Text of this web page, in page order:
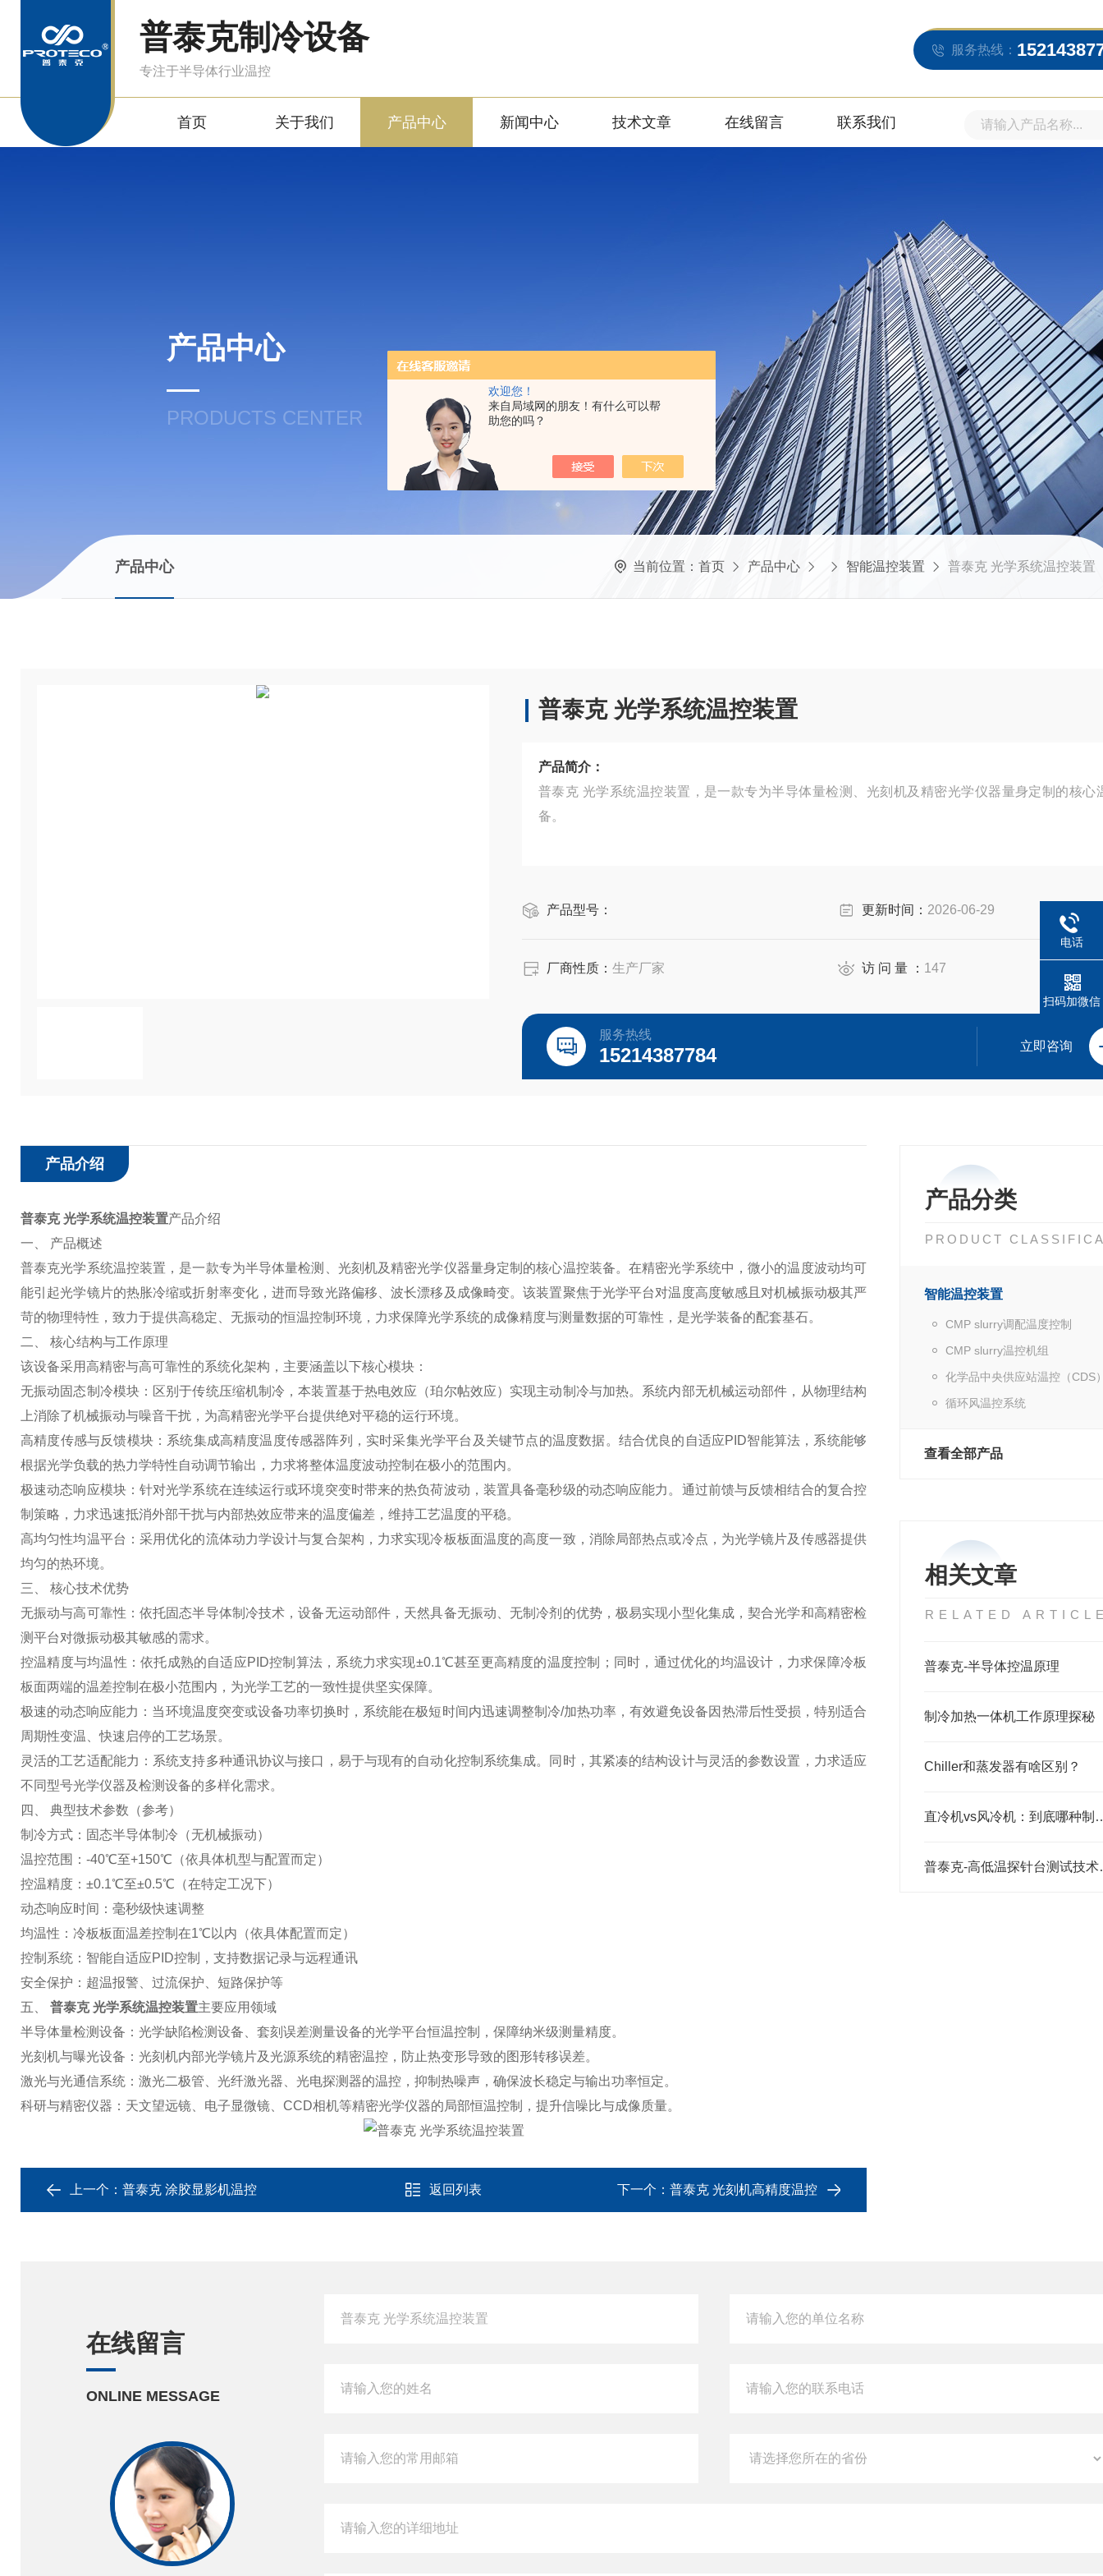
欢迎您！
来自局域网的朋友！有什么可以帮
助您的吗？
普泰克制冷设备
专注于半导体行业温控
服务热线：
首页 关于我们 产品中心 新闻中心 技术文章 在线留言 联系我们
产品中心
PRODUCTS CENTER
产品中心 当前位置： 首页 产品中心 智能温控装置 普泰克 光学系统温控装置
普泰克 光学系统温控装置
产品简介：
普泰克 光学系统温控装置，是一款专为半导体量检测、光刻机及精密光学仪器量身定制的核心
备。
产品型号： 更新时间： 2026-06-29
厂商性质： 生产厂家 访 问 量 ： 147
服务热线
15214387784 立即咨询
产品分类
PRODUCT
智能温控装置
CMP slurry调配温度控制
CMP slurry温控机组
化学品中央供应站温控（CDS
循环风温控系统
查看全部产品
相关文章
RELATED
普泰克-半导体控温原理
制冷加热一体机工作原理探秘
Chiller和蒸发器有啥区别？
直冷机vs风冷机：到
普泰
产品介绍
普泰克 光学系统温控装置产品介绍
一、 产品概述
普泰克光学系统温控装置，是一款专为半导体量检测、光刻机及精密光学仪器量身定制的核心温控装备。在精密光学系统中，微小的温度波动均可
能引起光学镜片的热胀冷缩或折射率变化，进而导致光路偏移、波长漂移及成像畸变。该装置聚焦于光学平台对温度高度敏感且对机械振动极其严
苛的物理特性，致力于提供高稳定、无振动的恒温控制环境，力求保障光学系统的成像精度与测量数据的可靠性，是光学装备的配套基石。
二、 核心结构与工作原理
该设备采用高精密与高可靠性的系统化架构，主要涵盖以下核心模块：
无振动固态制冷模块：区别于传统压缩机制冷，本装置基于热电效应（珀尔帖效应）实现主动制冷与加热。系统内部无机械运动部件，从物理结构
上消除了机械振动与噪音干扰，为高精密光学平台提供绝对平稳的运行环境。
高精度传感与反馈模块：系统集成高精度温度传感器阵列，实时采集光学平台及关键节点的温度数据。结合优良的自适应PID智能算法，系统能够
根据光学负载的热力学特性自动调节输出，力求将整体温度波动控制在极小的范围内。
极速动态响应模块：针对光学系统在连续运行或环境突变时带来的热负荷波动，装置具备毫秒级的动态响应能力。通过前馈与反馈相结合的复合控
制策略，力求迅速抵消外部干扰与内部热效应带来的温度偏差，维持工艺温度的平稳。
高均匀性均温平台：采用优化的流体动力学设计与复合架构，力求实现冷板板面温度的高度一致，消除局部热点或冷点，为光学镜片及传感器提供
均匀的热环境。
三、 核心技术优势
无振动与高可靠性：依托固态半导体制冷技术，设备无运动部件，天然具备无振动、无制冷剂的优势，极易实现小型化集成，契合光学和高精密检
测平台对微振动极其敏感的需求。
控温精度与均温性：依托成熟的自适应PID控制算法，系统力求实现±0.1℃甚至更高精度的温度控制；同时，通过优化的均温设计，力求保障冷板
板面两端的温差控制在极小范围内，为光学工艺的一致性提供坚实保障。
极速的动态响应能力：当环境温度突变或设备功率切换时，系统能在极短时间内迅速调整制冷/加热功率，有效避免设备因热滞后性受损，特别适合
周期性变温、快速启停的工艺场景。
灵活的工艺适配能力：系统支持多种通讯协议与接口，易于与现有的自动化控制系统集成。同时，其紧凑的结构设计与灵活的参数设置，力求适应
不同型号光学仪器及检测设备的多样化需求。
四、 典型技术参数（参考）
制冷方式：固态半导体制冷（无机械振动）
温控范围：-40℃至+150℃（依具体机型与配置而定）
控温精度：±0.1℃至±0.5℃（在特定工况下）
动态响应时间：毫秒级快速调整
均温性：冷板板面温差控制在1℃以内（依具体配置而定）
控制系统：智能自适应PID控制，支持数据记录与远程通讯
安全保护：超温报警、过流保护、短路保护等
五、 普泰克 光学系统温控装置主要应用领域
半导体量检测设备：光学缺陷检测设备、套刻误差测量设备的光学平台恒温控制，保障纳米级测量精度。
光刻机与曝光设备：光刻机内部光学镜片及光源系统的精密温控，防止热变形导致的图形转移误差。
激光与光通信系统：激光二极管、光纤激光器、光电探测器的温控，抑制热噪声，确保波长稳定与输出功率恒定。
科研与精密仪器：天文望远镜、电子显微镜、CCD相机等精密光学仪器的局部恒温控制，提升信噪比与成像质量。
上一个： 普泰克 涂胶显影机温控 返回列表 下一个： 普泰克 光刻机高精度温控
在线留言
ONLINE MESSAGE
电话
扫码加微信